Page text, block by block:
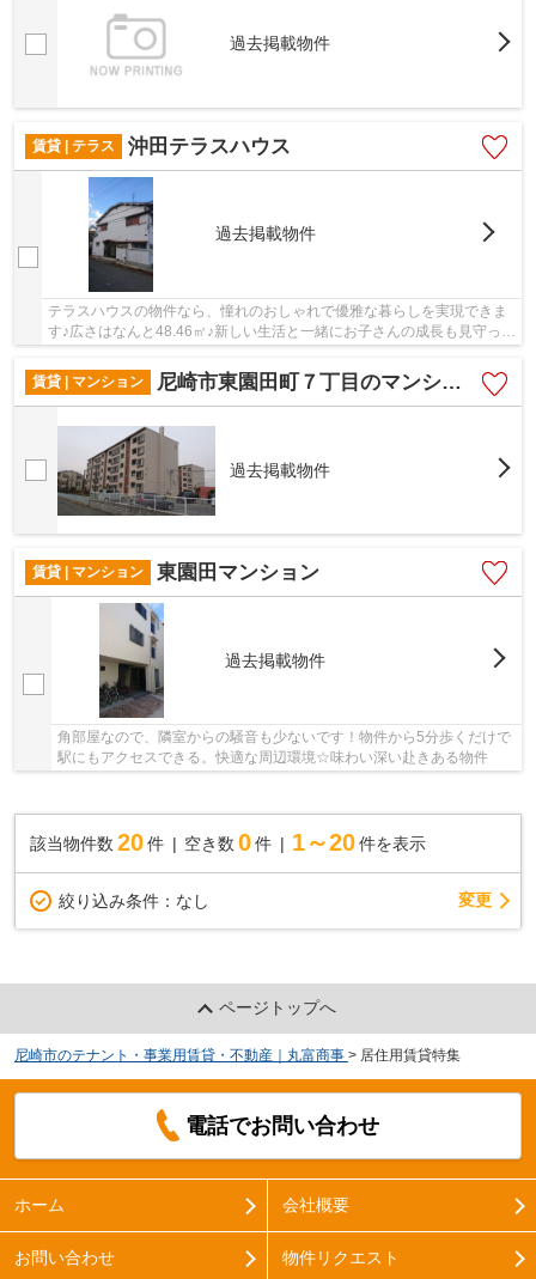
過去掲載物件
賃貸 | テラス 沖田テラスハウス
過去掲載物件
テラスハウスの物件なら、憧れのおしゃれで優雅な暮らしを実現できま
す♪広さはなんと48.46㎡♪新しい生活と一緒にお子さんの成長も見守って
行けるお住まいです♪住まい選びはじっくり慎...
賃貸 | マンション
尼崎市東園田町７丁目のマンション
過去掲載物件
賃貸 | マンション 東園田マンション
過去掲載物件
角部屋なので、隣室からの騒音も少ないです！物件から5分歩くだけで
駅にもアクセスできる。快適な周辺環境☆味わい深い赴きある物件
該当物件数 20件 空き数 0 件 1～20 件を表示
絞り込み条件： なし 変更
ページトップへ
尼崎市のテナント・事業用賃貸・不動産｜丸富商事 > 居住用賃貸特集
電話でお問い合わせ
ホーム 会社概要
お問い合わせ 物件リクエスト